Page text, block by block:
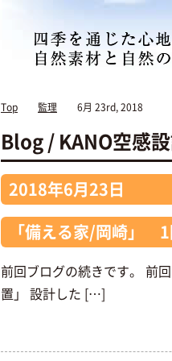
Top 監理 6月 23rd, 2018
Blog / KANO空感
2018年6月23日
「備える家/岡崎」
前回ブログの続きです。 前
置」 設計した […]